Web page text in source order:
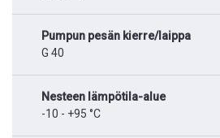
Pumpun pesän kierre/laippa
G 40
Nesteen lämpötila-alue
-10 - +95 °C